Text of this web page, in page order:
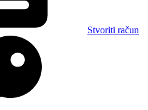
Stvoriti račun